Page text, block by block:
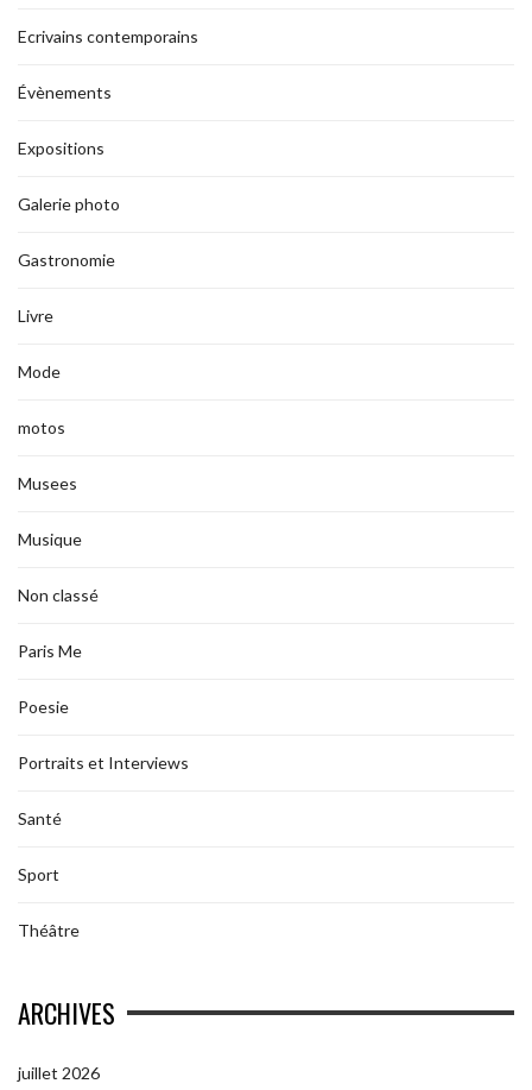
Ecrivains contemporains
Évènements
Expositions
Galerie photo
Gastronomie
Livre
Mode
motos
Musees
Musique
Non classé
Paris Me
Poesie
Portraits et Interviews
Santé
Sport
Théâtre
ARCHIVES
juillet 2026